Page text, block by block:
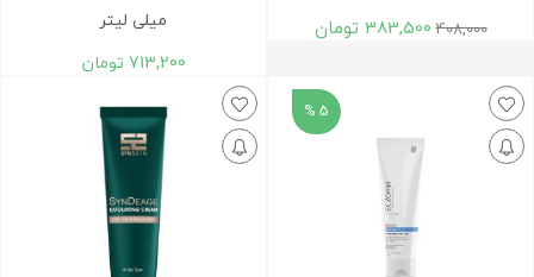
408,000
383,500 تومان
میلی لیتر
713,200 تومان
5 %